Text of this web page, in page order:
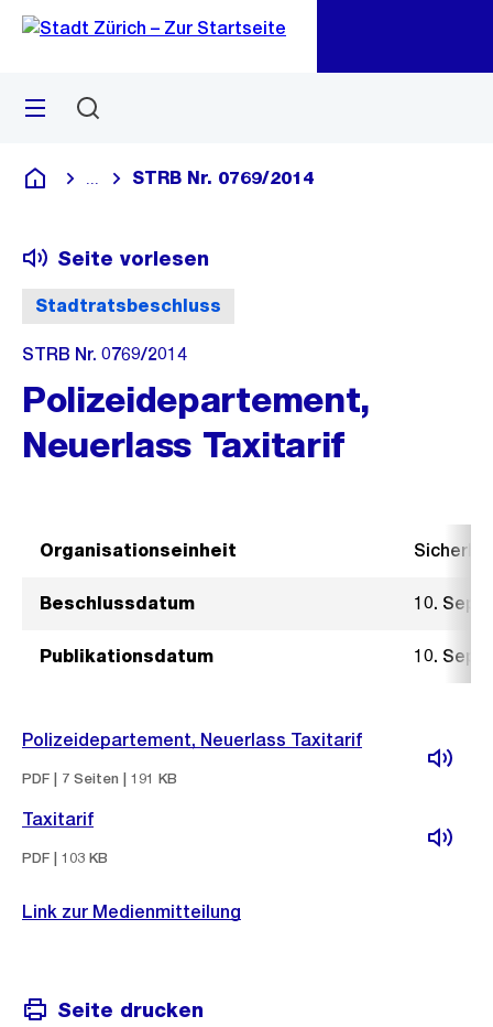
Navigation
Sprunglink
Menü
Deutsch
Blende alle Breadcrumbs ein
STRB Nr. 0769/2014
Stadtratsbeschluss
Seite vorlesen
STRB Nr. 0769/2014
Polizeidepartement,
Neuerlass Taxitarif
Organisationseinheit
Beschlussdatum 10.
Publikationsdatum 10.
Polizeidepartement, Neuerlass Taxitarif
PDF | 7 Seiten | 191 KB
Taxitarif
PDF | 103 KB
Link zur Medienmitteilung
Seite drucken